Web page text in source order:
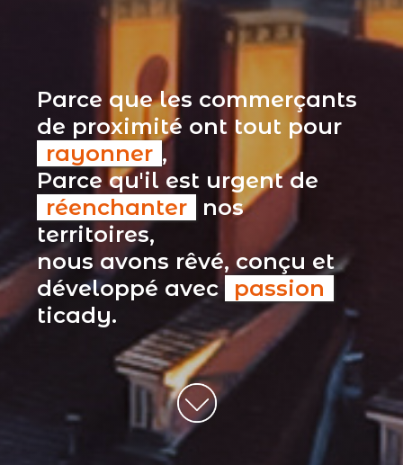
Parce que les commerçants
de proximité ont tout pour
rayonner ,
Parce qu'il est urgent de
réenchanter
nos
territoires,
nous avons rêvé, conçu et
développé avec passion
ticady.